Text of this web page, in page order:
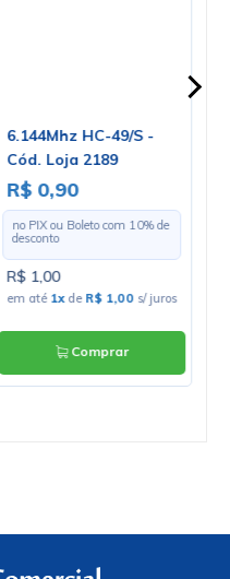
6.144Mhz HC-49/S -
Cód. Loja 2189
R$ 0,90
no PIX ou Boleto com 10% de
desconto
R$ 1,00
em até 1xde R$ 1,00 s/ juros
Comprar